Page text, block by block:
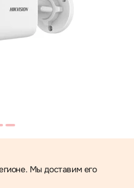
Мы доставим его